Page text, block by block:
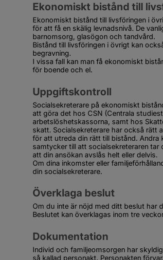
Ekonomiskt bistånd till
Ekonomiskt bistånd till livsföringen i
för att få en skälig levnadsnivå. De
barnomsorg, glasögon och tandvård.
Bistånd till livsföringen i övrigt kan
begravning.
I vissa fall kan man få ekonomiskt
för boende och el.
Uppgiftskontroll
Socialsekreterare på ekonomiskt
att göra det hos CSN (Centrala
arbetslöshetskassorna, samt hos
skatt. Socialsekreterare har också rätt
för att utreda din rätt till bistånd.
samtycker till att socialsekreteraren
att din ansökan avslås helt eller delvis.
Om dina inkomster eller
din socialsekreterare.
Överklaga beslut
Om du inte är nöjd med ditt beslut har
Beslutet kan överklagas inom tre
Dokumentation
Individ och familjeomsorgen har
så kallad personakt. Personakten